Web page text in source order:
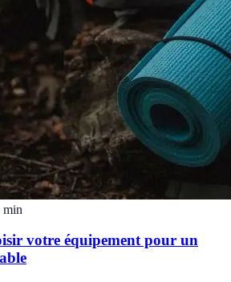
min
votre équipement pour un